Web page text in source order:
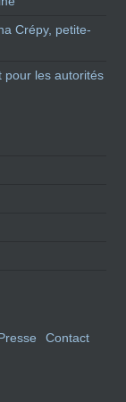
Crépy, petite-
pour les autorités
Contact